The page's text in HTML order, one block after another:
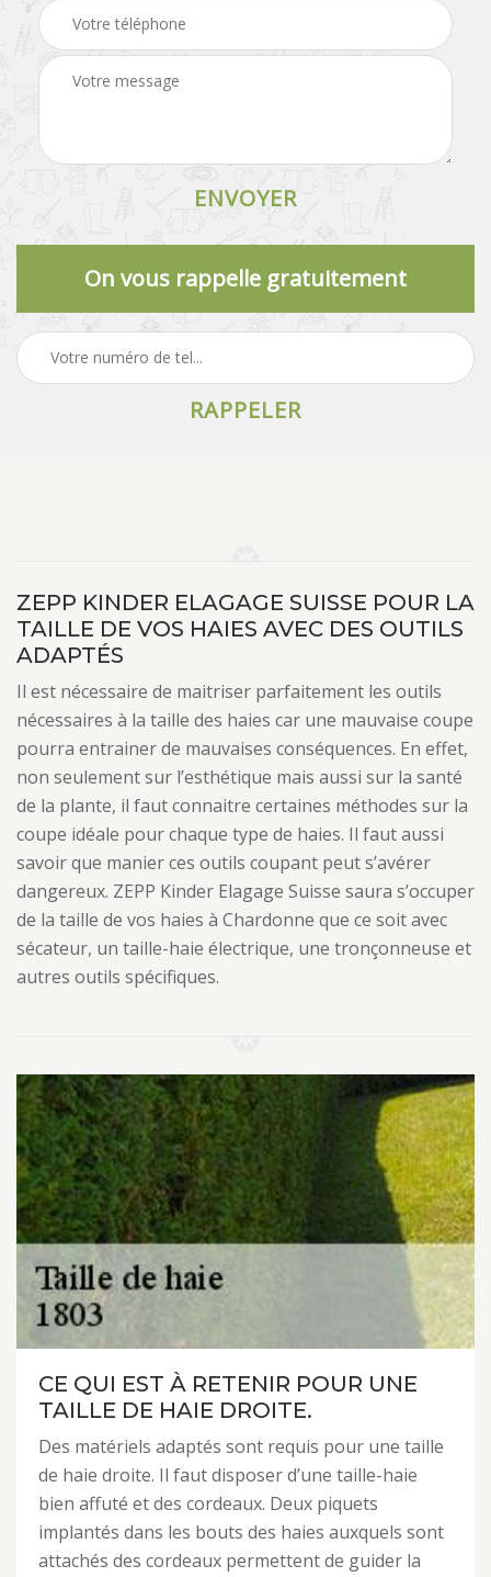
On vous rappelle gratuitement
ZEPP KINDER ELAGAGE SUISSE POUR LA
TAILLE DE VOS HAIES AVEC DES OUTILS
ADAPTÉS
Il est nécessaire de maitriser parfaitement les outils
nécessaires à la taille des haies car une mauvaise coupe
pourra entrainer de mauvaises conséquences. En effet,
non seulement sur l’esthétique mais aussi sur la santé
de la plante, il faut connaitre certaines méthodes sur la
coupe idéale pour chaque type de haies. Il faut aussi
savoir que manier ces outils coupant peut s’avérer
dangereux. ZEPP Kinder Elagage Suisse saura s’occuper
de la taille de vos haies à Chardonne que ce soit avec
sécateur, un taille-haie électrique, une tronçonneuse et
autres outils spécifiques.
CE QUI EST À RETENIR POUR UNE
TAILLE DE HAIE DROITE.
Des matériels adaptés sont requis pour une taille
de haie droite. Il faut disposer d’une taille-haie
bien affuté et des cordeaux. Deux piquets
implantés dans les bouts des haies auxquels sont
attachés des cordeaux permettent de guider la